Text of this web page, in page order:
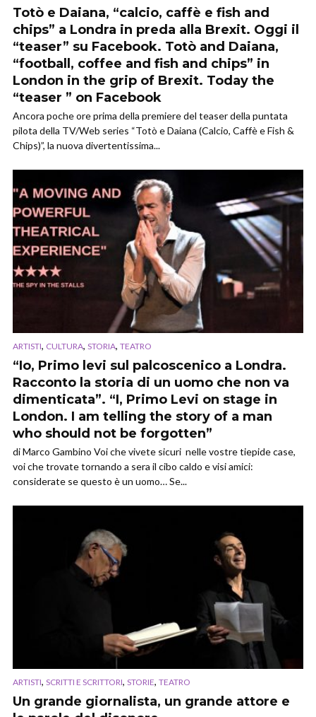
Totò e Daiana, “calcio, caffè e fish and
chips” a Londra in preda alla Brexit. Oggi il
“teaser” su Facebook. Totò and Daiana,
“football, coffee and fish and chips” in
London in the grip of Brexit. Today the
“teaser ” on Facebook
Ancora poche ore prima della premiere del teaser della puntata
pilota della TV/Web series “Totò e Daiana (Calcio, Caffè e Fish &
Chips)”, la nuova divertentissima...
ARTISTI, CULTURA, STORIA, TEATRO
“Io, Primo levi sul palcoscenico a Londra.
Racconto la storia di un uomo che non va
dimenticata”. “I, Primo Levi on stage in
London. I am telling the story of a man
who should not be forgotten”
di Marco Gambino Voi che vivete sicuri nelle vostre tiepide case,
voi che trovate tornando a sera il cibo caldo e visi amici:
considerate se questo è un uomo… Se...
ARTISTI, SCRITTI E SCRITTORI, STORIE, TEATRO
Un grande giornalista, un grande attore e